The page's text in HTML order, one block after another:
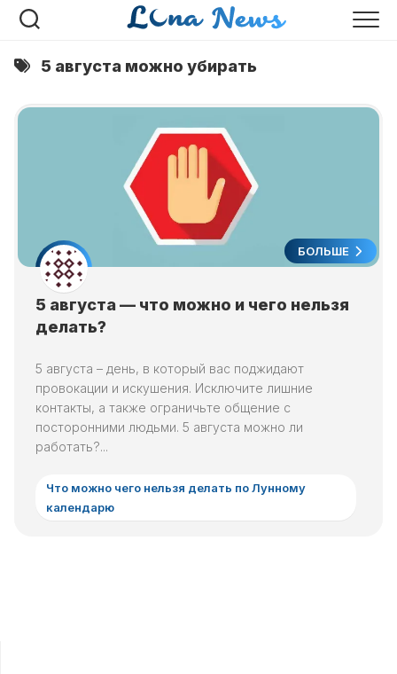
Перейти
5 августа можно убирать
БОЛЬШЕ
5 августа — что можно и чего нельзя
делать?
5 августа – день, в который вас поджидают
провокации и искушения. Исключите лишние
контакты, а также ограничьте общение с
посторонними людьми. 5 августа можно ли
работать?...
Что можно чего нельзя делать по Лунному
календарю